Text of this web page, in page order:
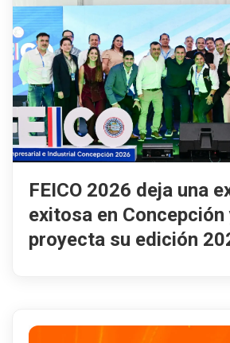
FEICO 2026 deja una
exitosa en Concepción
proyecta su edición